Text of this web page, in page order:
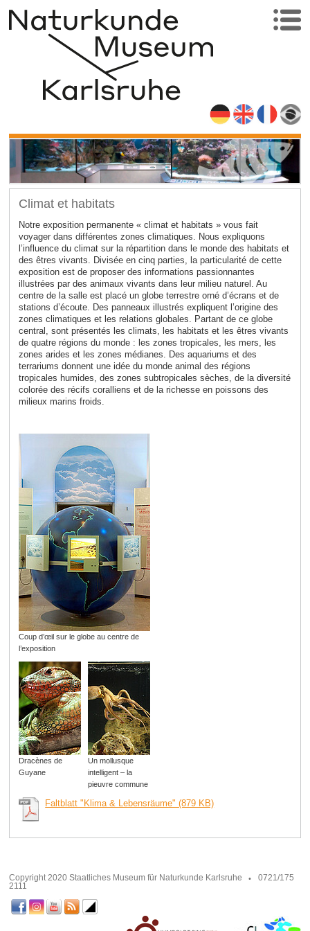
Climat et habitats
Notre exposition permanente « climat et habitats » vous fait
voyager dans différentes zones climatiques. Nous expliquons
l’influence du climat sur la répartition dans le monde des habitats et
des êtres vivants. Divisée en cinq parties, la particularité de cette
exposition est de proposer des informations passionnantes
illustrées par des animaux vivants dans leur milieu naturel. Au
centre de la salle est placé un globe terrestre orné d’écrans et de
stations d’écoute. Des panneaux illustrés expliquent l’origine des
zones climatiques et les relations globales. Partant de ce globe
central, sont présentés les climats, les habitats et les êtres vivants
de quatre régions du monde : les zones tropicales, les mers, les
zones arides et les zones médianes. Des aquariums et des
terrariums donnent une idée du monde animal des régions
tropicales humides, des zones subtropicales sèches, de la diversité
colorée des récifs coralliens et de la richesse en poissons des
milieux marins froids
Coup d’œil sur le globe au centre de
l’exposition
Dracènes de
Guyane
Un mollusque
intelligent – la
pieuvre commune
Faltblatt "Klima & Lebensräume" (879 KB)
Copyright 2020 Staatliches Museum für Naturkunde Karlsruhe
0721/175
2111